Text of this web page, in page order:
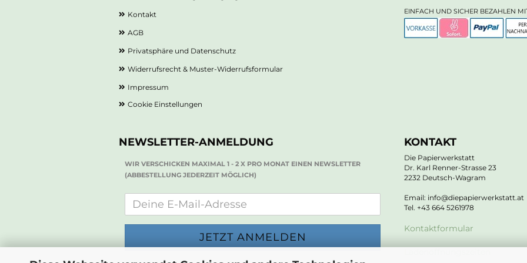
Kontakt
AGB
Privatsphäre und Datenschutz
Widerrufsrecht & Muster-Widerrufsformular
Impressum
Cookie Einstellungen
EINFACH UND SICHER BEZAHLEN
NEWSLETTER-ANMELDUNG
WIR VERSCHICKEN MAXIMAL 1 - 2 X PRO MONAT EINEN NEWSLETTER
(ABBESTELLUNG JEDERZEIT MÖGLICH)
KONTAKT
Die Papierwerkstatt
Dr. Karl Renner-Strasse 23
2232 Deutsch-Wagram
Email: info@diepapierwerkstatt.at
Tel. +43 664 5261978
Kontaktformular